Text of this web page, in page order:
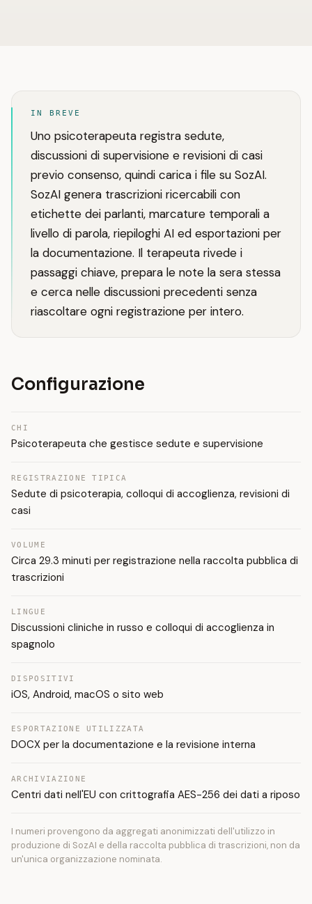
IN BREVE
Uno psicoterapeuta registra sedute,
discussioni di supervisione e revisioni di casi
previo consenso, quindi carica i file su SozAI.
SozAI genera trascrizioni ricercabili con
etichette dei parlanti, marcature temporali a
livello di parola, riepiloghi AI ed esportazioni per
la documentazione. Il terapeuta rivede i
passaggi chiave, prepara le note la sera stessa
e cerca nelle discussioni precedenti senza
riascoltare ogni registrazione per intero.
Configurazione
CHI
Psicoterapeuta che gestisce sedute e supervisione
REGISTRAZIONE TIPICA
Sedute di psicoterapia, colloqui di accoglienza, revisioni di
casi
VOLUME
Circa 29.3 minuti per registrazione nella raccolta pubblica di
trascrizioni
LINGUE
Discussioni cliniche in russo e colloqui di accoglienza in
spagnolo
DISPOSITIVI
iOS, Android, macOS o sito web
ESPORTAZIONE UTILIZZATA
DOCX per la documentazione e la revisione interna
ARCHIVIAZIONE
Centri dati nell'EU con crittografia AES-256 dei dati a riposo
I numeri provengono da aggregati anonimizzati dell'utilizzo in
produzione di SozAI e della raccolta pubblica di trascrizioni, non da
un'unica organizzazione nominata.